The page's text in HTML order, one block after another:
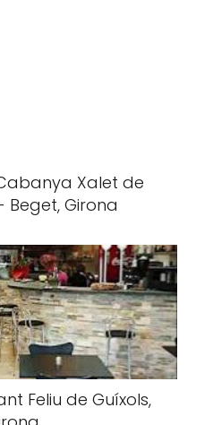
Xalet de
Girona
Feliu de Guíxols,